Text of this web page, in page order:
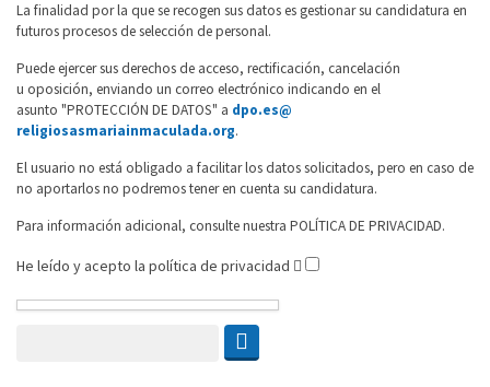
La finalidad por la que se recogen sus datos es gestionar su candidatura en
futuros procesos de selección de personal.
Puede ejercer sus derechos de acceso, rectificación, cancelación
u oposición, enviando un correo electrónico indicando en el
asunto "PROTECCIÓN DE DATOS" a dpo.es@
religiosasmariainmaculada.org.
El usuario no está obligado a facilitar los datos solicitados, pero en caso de
no aportarlos no podremos tener en cuenta su candidatura.
Para información adicional, consulte nuestra POLÍTICA DE PRIVACIDAD.
He leído y acepto la política de privacidad